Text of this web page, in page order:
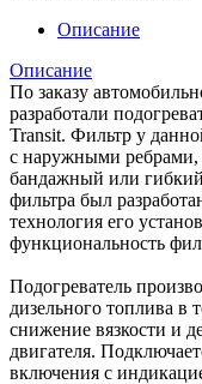
Описание
Описание
По заказу
разработали
Transit. Фильтр у
с наружными ребрами,
бандажный или гибкий
фильтра был
технология его
функциональность
Подогреватель
дизельного топлива в
снижение вязкости и
двигателя.
включения с